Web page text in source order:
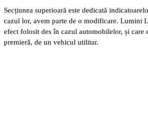
Secțiunea superioară este dedicată
cazul lor, avem parte de o modificare. Lumini
efect folosit des în cazul automobilelor, și care
premieră, de un vehicul utilitar.